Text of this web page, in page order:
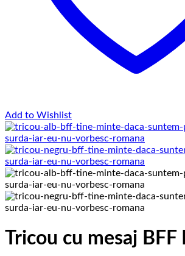
Add to Wishlist
Tricou cu mesaj BFF